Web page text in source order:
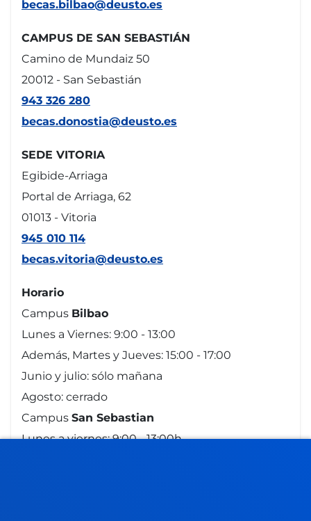
becas.bilbao@deusto.es
CAMPUS DE SAN SEBASTIÁN
Camino de Mundaiz 50
20012 - San Sebastián
943 326 280
becas.donostia@deusto.es
SEDE VITORIA
Egibide-Arriaga
Portal de Arriaga, 62
01013 - Vitoria
945 010 114
becas.vitoria@deusto.es
Horario
Campus Bilbao
Lunes a Viernes: 9:00 - 13:00
Además, Martes y Jueves: 15:00 - 17:00
Junio y julio: sólo mañana
Agosto: cerrado
Campus San Sebastian
Lunes a viernes: 9:00 - 13:00h